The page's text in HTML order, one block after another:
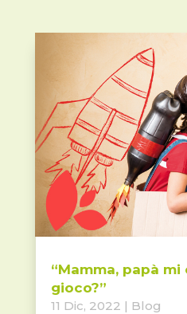
“Mamma, papà
gioco?”
11 Dic, 2022 | Blog